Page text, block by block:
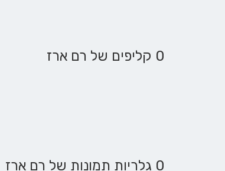
0 קליפים של רם ארז
0 גלריות תמונות של רם ארז